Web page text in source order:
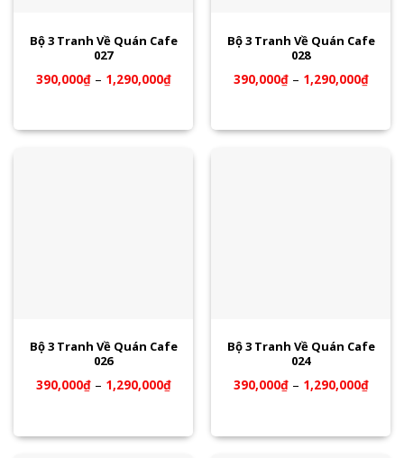
Bộ 3 Tranh Về Quán Cafe
027
390,000₫– 1,290,000₫
Bộ 3 Tranh Về Quán Cafe
028
390,000₫– 1,290,000₫
Bộ 3 Tranh Về Quán Cafe
026
390,000₫– 1,290,000₫
Bộ 3 Tranh Về Quán Cafe
024
390,000₫– 1,290,000₫